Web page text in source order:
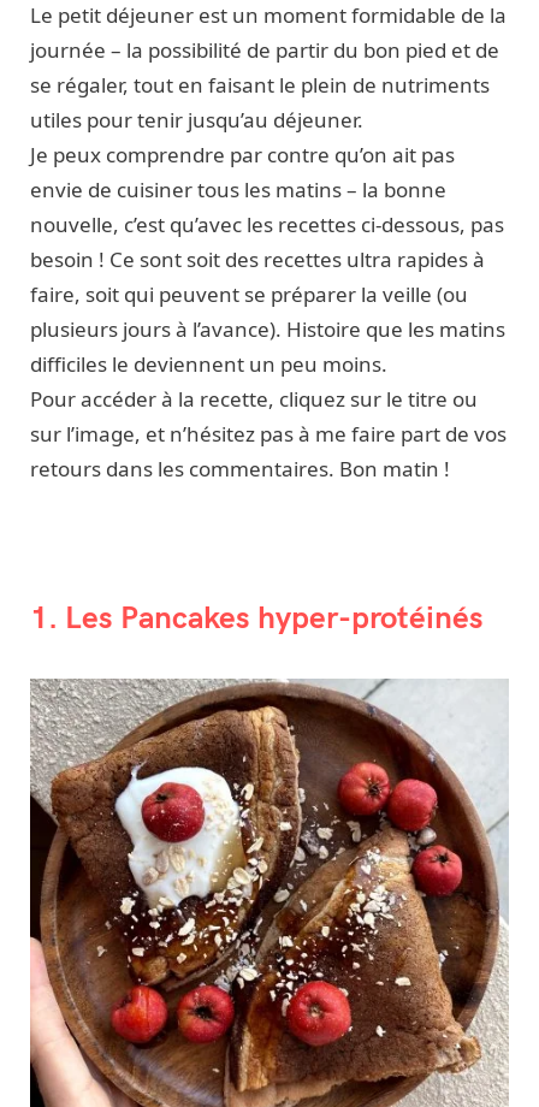
Le petit déjeuner est un moment formidable de la
journée – la possibilité de partir du bon pied et de
se régaler, tout en faisant le plein de nutriments
utiles pour tenir jusqu’au déjeuner.
Je peux comprendre par contre qu’on ait pas
envie de cuisiner tous les matins – la bonne
nouvelle, c’est qu’avec les recettes ci-dessous, pas
besoin ! Ce sont soit des recettes ultra rapides à
faire, soit qui peuvent se préparer la veille (ou
plusieurs jours à l’avance). Histoire que les matins
difficiles le deviennent un peu moins.
Pour accéder à la recette, cliquez sur le titre ou
sur l’image, et n’hésitez pas à me faire part de vos
retours dans les commentaires. Bon matin !
1. Les Pancakes hyper-protéinés